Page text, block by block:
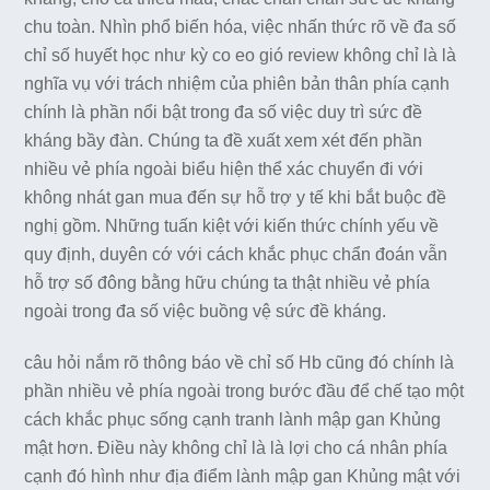
chu toàn. Nhìn phổ biến hóa, việc nhấn thức rõ về đa số
chỉ số huyết học như kỳ co eo gió review không chỉ là là
nghĩa vụ với trách nhiệm của phiên bản thân phía cạnh
chính là phần nổi bật trong đa số việc duy trì sức đề
kháng bầy đàn. Chúng ta đề xuất xem xét đến phần
nhiều vẻ phía ngoài biểu hiện thể xác chuyển đi với
không nhát gan mua đến sự hỗ trợ y tế khi bắt buộc đề
nghị gồm. Những tuấn kiệt với kiến thức chính yếu về
quy định, duyên cớ với cách khắc phục chẩn đoán vẫn
hỗ trợ số đông bằng hữu chúng ta thật nhiều vẻ phía
ngoài trong đa số việc buồng vệ sức đề kháng.
câu hỏi nắm rõ thông báo về chỉ số Hb cũng đó chính là
phần nhiều vẻ phía ngoài trong bước đầu để chế tạo một
cách khắc phục sống cạnh tranh lành mập gan Khủng
mật hơn. Điều này không chỉ là là lợi cho cá nhân phía
cạnh đó hình như địa điểm lành mập gan Khủng mật với